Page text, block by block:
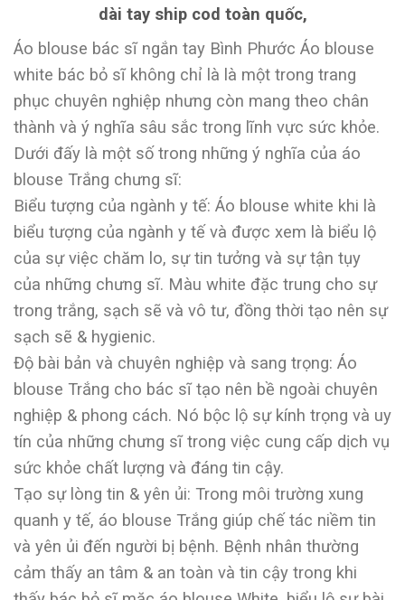
dài tay ship cod toàn quốc,
Áo blouse bác sĩ ngắn tay Bình Phước Áo blouse
white bác bỏ sĩ không chỉ là là một trong trang
phục chuyên nghiệp nhưng còn mang theo chân
thành và ý nghĩa sâu sắc trong lĩnh vực sức khỏe.
Dưới đấy là một số trong những ý nghĩa của áo
blouse Trắng chưng sĩ:
Biểu tượng của ngành y tế: Áo blouse white khi là
biểu tượng của ngành y tế và được xem là biểu lộ
của sự việc chăm lo, sự tin tưởng và sự tận tụy
của những chưng sĩ. Màu white đặc trung cho sự
trong trắng, sạch sẽ và vô tư, đồng thời tạo nên sự
sạch sẽ & hygienic.
Độ bài bản và chuyên nghiệp và sang trọng: Áo
blouse Trắng cho bác sĩ tạo nên bề ngoài chuyên
nghiệp & phong cách. Nó bộc lộ sự kính trọng và uy
tín của những chưng sĩ trong việc cung cấp dịch vụ
sức khỏe chất lượng và đáng tin cậy.
Tạo sự lòng tin & yên ủi: Trong môi trường xung
quanh y tế, áo blouse Trắng giúp chế tác niềm tin
và yên ủi đến người bị bệnh. Bệnh nhân thường
cảm thấy an tâm & an toàn và tin cậy trong khi